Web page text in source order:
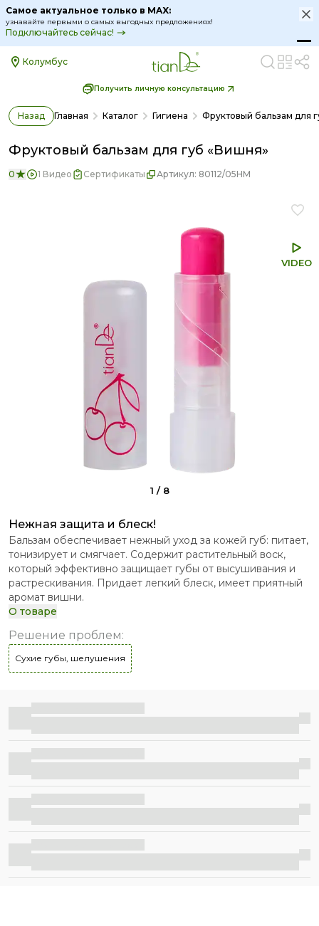
Самое актуальное только в MAX:
узнавайте первыми о самых выгодных предложениях!
Подключайтесь сейчас!
Колумбус
Получить личную консультацию
Назад Главная Каталог Гигиена Фруктовый бальзам для
Фруктовый бальзам для губ «Вишня»
0 1 Видео Сертификаты Артикул: 80112/05HM
VIDEO
1 / 8
Нежная защита и блеск!
Бальзам обеспечивает нежный уход за кожей губ: питает,
тонизирует и смягчает. Содержит растительный воск,
который эффективно защищает губы от высушивания и
растрескивания. Придает легкий блеск, имеет приятный
аромат вишни.
О товаре
Решение проблем:
Сухие губы, шелушения